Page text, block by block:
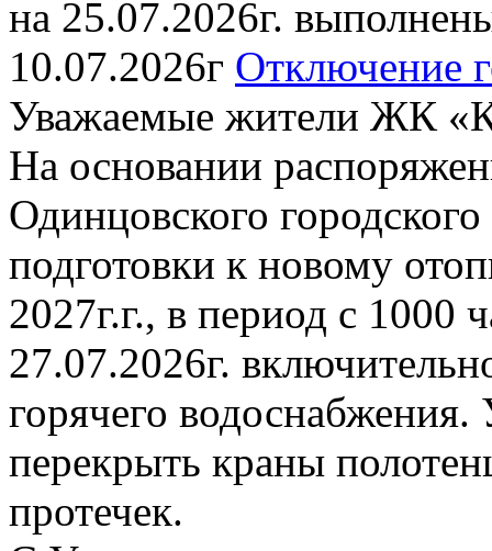
на 25.07.2026г.
10.07.2026г Отключение
Уважаемые жители ЖК
На основании
Одинцовского
подготовки к новому
2027г.г., в период с 1000
27.07.2026г.
горячего водоснабжения.
перекрыть краны
протечек.